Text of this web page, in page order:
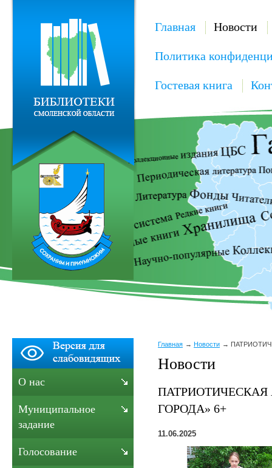
Главная Новости
Политика
Гостевая книга
Главная Новости
Новости
ГОРОДА» 6+
11.06.2025
О нас
Муниципальное
задание
Голосование